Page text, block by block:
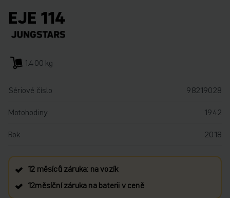
EJE 114
1.400 kg
Sériové číslo
98219028
Motohodiny
1942
Rok
2018
12 měsíců záruka: na vozík
12měsíční záruka na baterii v ceně